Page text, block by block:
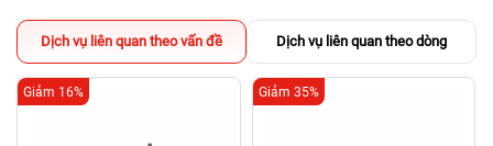
Dịch vụ liên quan theo vấn đề Dịch vụ liên quan theo dòng
Giảm 16% Giảm 35%